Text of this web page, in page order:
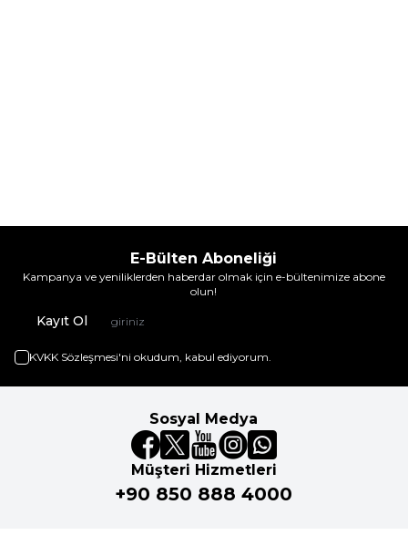
E-Bülten Aboneliği
Kampanya ve yeniliklerden haberdar olmak için e-bültenimize abone
olun!
Kayıt Ol
KVKK Sözleşmesi'ni okudum, kabul ediyorum.
Sosyal Medya
Müşteri Hizmetleri
+90 850 888 4000